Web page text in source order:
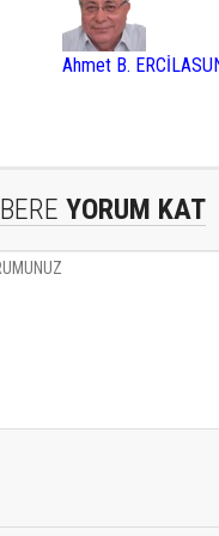
Ahmet B.
YORUM KAT